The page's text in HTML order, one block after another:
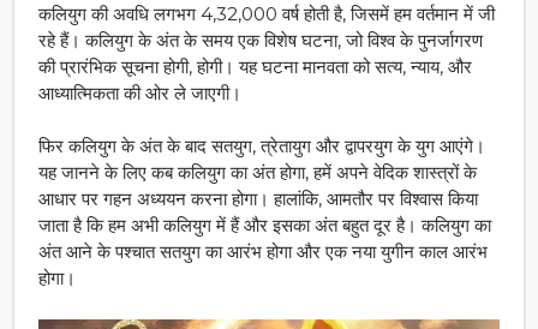
कलियुग की अवधि लगभग 4,32,000 वर्ष होती है, जिसमें हम वर्तमान में जी
रहे हैं। कलियुग के अंत के समय एक विशेष घटना, जो विश्व के पुनर्जागरण
की प्रारंभिक सूचना होगी, होगी। यह घटना मानवता को सत्य, न्याय, और
आध्यात्मिकता की ओर ले जाएगी।
फिर कलियुग के अंत के बाद सतयुग, त्रेतायुग और द्वापरयुग के युग आएंगे।
यह जानने के लिए कब कलियुग का अंत होगा, हमें अपने वेदिक शास्त्रों के
आधार पर गहन अध्ययन करना होगा। हालांकि, आमतौर पर विश्वास किया
जाता है कि हम अभी कलियुग में हैं और इसका अंत बहुत दूर है। कलियुग का
अंत आने के पश्चात सतयुग का आरंभ होगा और एक नया युगीन काल आरंभ
होगा।